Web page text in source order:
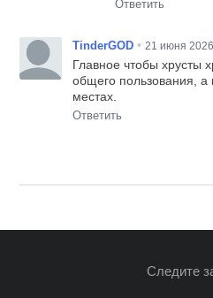
Ответить
TinderGOD • 21 июня
Главное чтобы хрусты
общего пользования, а
местах.
Ответить
Следите